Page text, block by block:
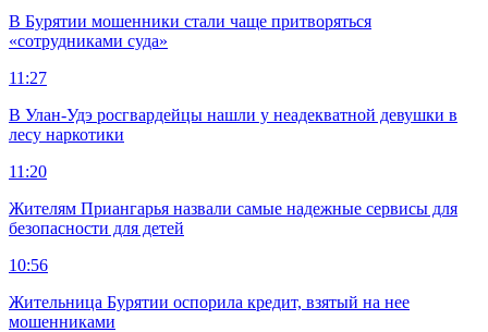
В Бурятии мошенники стали чаще притворяться
«сотрудниками суда»
11:27
В Улан-Удэ росгвардейцы нашли у неадекватной девушки в
лесу наркотики
11:20
Жителям Приангарья назвали самые надежные сервисы для
безопасности для детей
10:56
Жительница Бурятии оспорила кредит, взятый на нее
мошенниками